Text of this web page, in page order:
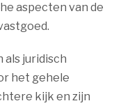
aspecten van de
als juridisch
het gehele
kijk en zijn